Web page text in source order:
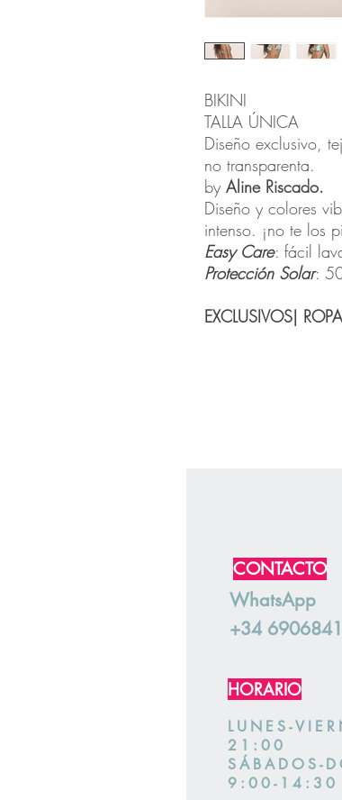
BIKINI
TALLA ÚNICA
Diseño exclusivo,
no transparenta.
by Aline Riscado.
Diseño y colores
intenso. ¡no te los
Easy Care: fácil
Protección Solar:
EXCLUSIVOS|
CONTACTO
WhatsApp
+34
HORARIO
LUNES-
21:00
SÁBADOS-
9:00-14:30